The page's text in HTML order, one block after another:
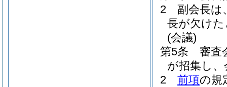
2
副会長は
長が欠け
(会議)
第5条
審査
が招集し
2
前項の規